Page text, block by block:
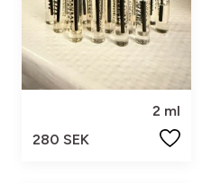
2 ml
280 SEK